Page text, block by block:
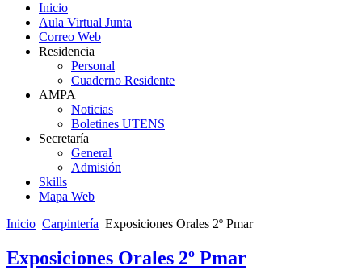
Inicio
Aula Virtual Junta
Correo Web
Residencia
Personal
Cuaderno Residente
AMPA
Noticias
Boletines UTENS
Secretaría
General
Admisión
Skills
Mapa Web
Inicio Carpintería Exposiciones Orales 2º Pmar
Exposiciones Orales 2º Pmar